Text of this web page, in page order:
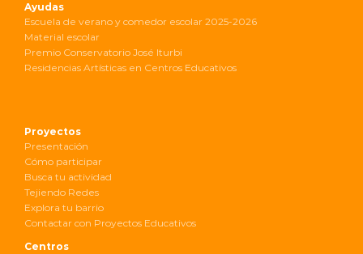
Ayudas
Escuela de verano y comedor escolar 2025-2026
Material escolar
Premio Conservatorio José Iturbi
Residencias Artísticas en Centros Educativos
Proyectos
Presentación
Cómo participar
Busca tu actividad
Tejiendo Redes
Explora tu barrio
Contactar con Proyectos Educativos
Centros